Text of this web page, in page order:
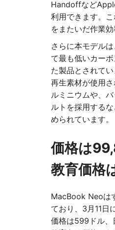
Handoffなど
利用できます。
をまたいだ作業
さらに本モデル
て最も低いカー
た製品とされて
再生素材が使用
ルミニウムや、
ルトを採用する
められています。
価格は
教育価格
MacBook Neoは
ており、3月11日
価格は599ドル、